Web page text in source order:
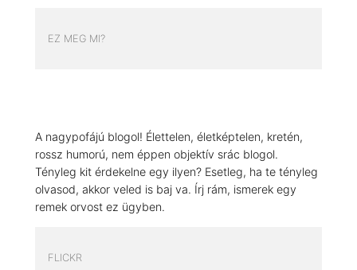
EZ MEG MI?
A nagypofájú blogol! Élettelen, életképtelen, kretén,
rossz humorú, nem éppen objektív srác blogol.
Tényleg kit érdekelne egy ilyen? Esetleg, ha te tényleg
olvasod, akkor veled is baj va. Írj rám, ismerek egy
remek orvost ez ügyben.
FLICKR